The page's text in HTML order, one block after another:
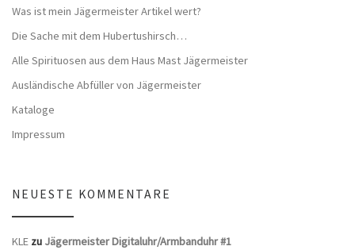
Was ist mein Jägermeister Artikel wert?
Die Sache mit dem Hubertushirsch…
Alle Spirituosen aus dem Haus Mast Jägermeister
Ausländische Abfüller von Jägermeister
Kataloge
Impressum
NEUESTE KOMMENTARE
KLE zu Jägermeister Digitaluhr/Armbanduhr #1